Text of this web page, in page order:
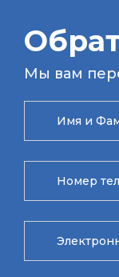
Мы вам